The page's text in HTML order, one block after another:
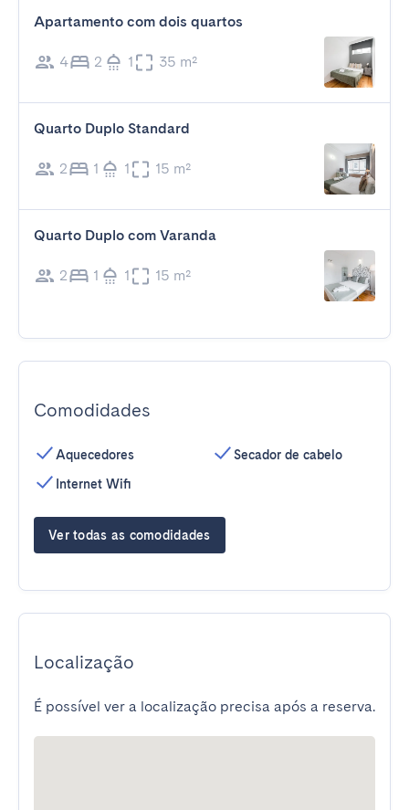
Apartamento com dois quartos
4 2 1 35 m²
Quarto Duplo Standard
2 1 1 15 m²
Quarto Duplo com Varanda
2 1 1 15 m²
Comodidades
Aquecedores
Internet Wifi
Secador de cabelo
Ver todas as comodidades
Localização
É possível ver a localização precisa após a reserva.